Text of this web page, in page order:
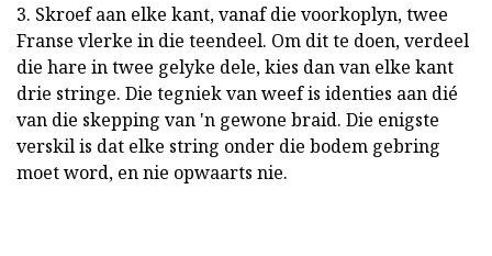
3. Skroef aan elke kant, vanaf die voorkoplyn, twee
Franse vlerke in die teendeel. Om dit te doen, verdeel
die hare in twee gelyke dele, kies dan van elke kant
drie stringe. Die tegniek van weef is identies aan dié
van die skepping van 'n gewone braid. Die enigste
verskil is dat elke string onder die bodem gebring
moet word, en nie opwaarts nie.